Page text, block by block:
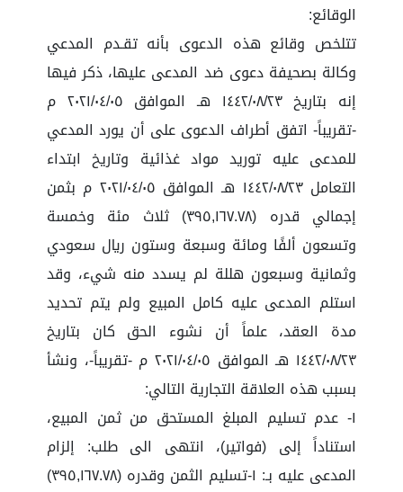
الوقائع:
تتلخص وقائع هذه الدعوى بأنه تقـدم المدعي
وكالة بصحيفة دعوى ضد المدعى عليها، ذكر فيها
إنه بتاريخ ١٤٤٢/٠٨/٢٣ هـ الموافق ٢٠٢١/٠٤/٠٥ م
-تقريباً- اتفق أطراف الدعوى على أن يورد المدعي
للمدعى عليه توريد مواد غذائية وتاريخ ابتداء
التعامل ١٤٤٢/٠٨/٢٣ هـ الموافق ٢٠٢١/٠٤/٠٥ م بثمن
إجمالي قدره (٣٩٥,١٦٧.٧٨) ثلاث مئة وخمسة
وتسعون ألفًا ومائة وسبعة وستون ريال سعودي
وثمانية وسبعون هللة لم يسدد منه شيء، وقد
استلم المدعى عليه كامل المبيع ولم يتم تحديد
مدة العقد، علماً أن نشوء الحق كان بتاريخ
١٤٤٢/٠٨/٢٣ هـ الموافق ٢٠٢١/٠٤/٠٥ م -تقريباً-، ونشأ
بسبب هذه العلاقة التجارية التالي:
١- عدم تسليم المبلغ المستحق من ثمن المبيع،
استناداً إلى (فواتير)، انتهى الى طلب: إلزام
المدعى عليه بـ: ١-تسليم الثمن وقدره (٣٩٥,١٦٧.٧٨)